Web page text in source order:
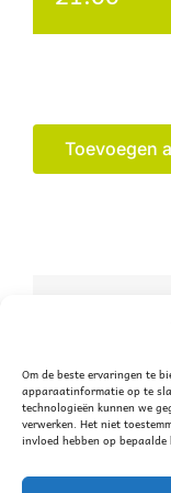
Om de beste ervaringen te
apparaatinformatie op te
technologieën kunnen we
verwerken. Het niet
invloed hebben op bepaalde
Toevoegen